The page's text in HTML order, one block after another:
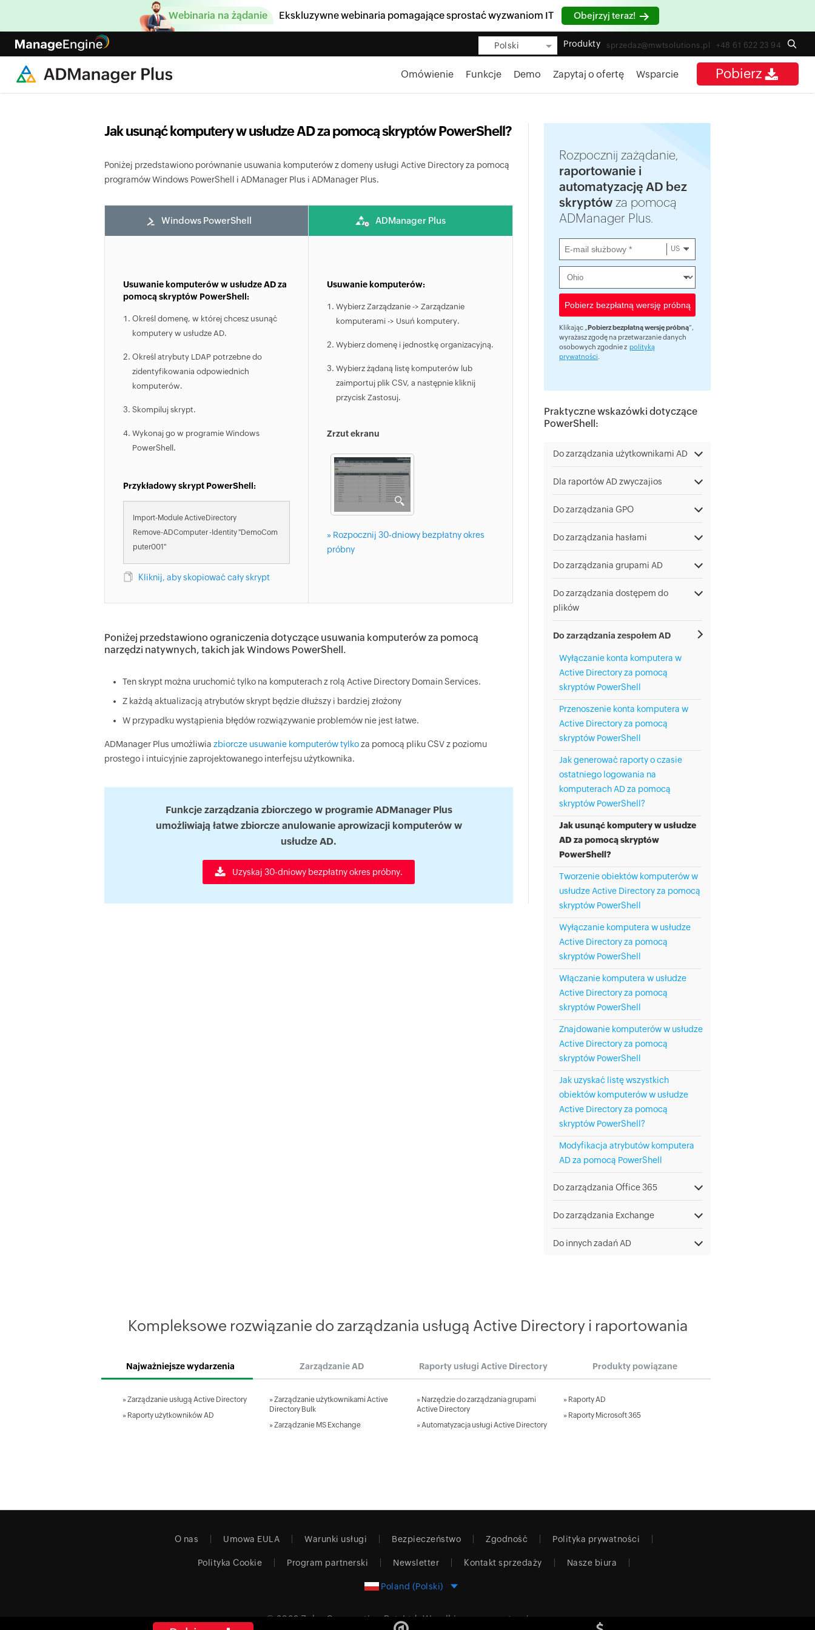
Webinaria na żądanie Ekskluzywne webinaria pomagające sprostać wyzwaniom IT Obejrzyj teraz!
Polski Produkty sprzedaz@mwtsolutions.pl +48 61 622 23 94
Pobierz
Omówienie Funkcje Demo Zapytaj o ofertę Wsparcie
Jak usunąć komputery w usłudze AD za pomocą skryptów PowerShell?
Poniżej przedstawiono porównanie usuwania komputerów z domeny usługi Active Directory za pomocą
programów Windows PowerShell i ADManager Plus i ADManager Plus.
Windows PowerShell
Usuwanie komputerów w usłudze AD za
pomocą skryptów PowerShell:
Określ domenę, w której chcesz usunąć
komputery w usłudze AD.
Określ atrybuty LDAP potrzebne do
zidentyfikowania odpowiednich
komputerów.
Skompiluj skrypt.
Wykonaj go w programie Windows
PowerShell.
Przykładowy skrypt PowerShell:
Import-Module ActiveDirectory
Remove-ADComputer -Identity "DemoCom
puter001"
Kliknij, aby skopiować cały skrypt
ADManager Plus
Usuwanie komputerów:
Wybierz Zarządzanie -> Zarządzanie
komputerami -> Usuń komputery.
Wybierz domenę i jednostkę organizacyjną.
Wybierz żądaną listę komputerów lub
zaimportuj plik CSV, a następnie kliknij
przycisk Zastosuj.
Zrzut ekranu
» Rozpocznij 30-dniowy bezpłatny okres
próbny
Poniżej przedstawiono ograniczenia dotyczące usuwania komputerów za pomocą
narzędzi natywnych, takich jak Windows PowerShell.
Ten skrypt można uruchomić tylko na komputerach z rolą Active Directory Domain Services.
Z każdą aktualizacją atrybutów skrypt będzie dłuższy i bardziej złożony
W przypadku wystąpienia błędów rozwiązywanie problemów nie jest łatwe.
ADManager Plus umożliwia zbiorcze usuwanie komputerów tylkoza pomocą pliku CSV z poziomu
prostego i intuicyjnie zaprojektowanego interfejsu użytkownika.
Funkcje zarządzania zbiorczego w programie ADManager Plus
umożliwiają łatwe zbiorcze anulowanie aprowizacji komputerów w
usłudze AD.
Uzyskaj 30-dniowy bezpłatny okres próbny.
Rozpocznij zażądanie,
raportowanie i
automatyzację AD bez
skryptów za pomocą
ADManager Plus.
US
Klikając „Pobierz bezpłatną wersję próbną”,
wyrażasz zgodę na przetwarzanie danych
osobowych zgodnie z polityką
prywatności
Praktyczne wskazówki dotyczące
PowerShell:
Do zarządzania użytkownikami AD
Dla raportów AD zwyczajios
Do zarządzania GPO
Do zarządzania hasłami
Do zarządzania grupami AD
Do zarządzania dostępem do
plików
Do zarządzania zespołem AD
Wyłączanie konta komputera w
Active Directory za pomocą
skryptów PowerShell
Przenoszenie konta komputera w
Active Directory za pomocą
skryptów PowerShell
Jak generować raporty o czasie
ostatniego logowania na
komputerach AD za pomocą
skryptów PowerShell?
Jak usunąć komputery w usłudze
AD za pomocą skryptów
PowerShell?
Tworzenie obiektów komputerów w
usłudze Active Directory za pomocą
skryptów PowerShell
Wyłączanie komputera w usłudze
Active Directory za pomocą
skryptów PowerShell
Włączanie komputera w usłudze
Active Directory za pomocą
skryptów PowerShell
Znajdowanie komputerów w usłudze
Active Directory za pomocą
skryptów PowerShell
Jak uzyskać listę wszystkich
obiektów komputerów w usłudze
Active Directory za pomocą
skryptów PowerShell?
Modyfikacja atrybutów komputera
AD za pomocą PowerShell
Do zarządzania Office 365
Do zarządzania Exchange
Do innych zadań AD
Kompleksowe rozwiązanie do zarządzania usługą Active Directory i raportowania
Najważniejsze wydarzenia Zarządzanie AD Raporty usługi Active Directory Produkty powiązane
» Zarządzanie usługą Active Directory
» Raporty użytkowników AD
»Zarządzanie użytkownikami Active
Directory Bulk
»Zarządzanie MS Exchange
» Narzędzie do zarządzania grupami
Active Directory
» Automatyzacja usługi Active Directory
» Raporty AD
» Raporty Microsoft 365
O nas Umowa EULA Warunki usługi Bezpieczeństwo Zgodność Polityka prywatności
Polityka Cookie Program partnerski Newsletter Kontakt sprzedaży Nasze biura
Poland (Polski)
© 2026 Zoho Corporation Pvt. Ltd. Wszelkie prawa zastrzeżone.